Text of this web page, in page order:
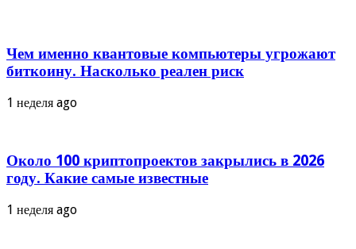
Чем именно квантовые компьютеры угрожают
биткоину. Насколько реален риск
1 неделя ago
Около 100 криптопроектов закрылись в 2026
году. Какие самые известные
1 неделя ago